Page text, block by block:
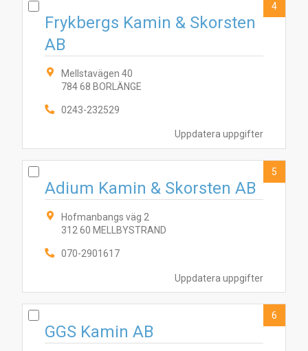
Uppdatera uppgifter
Frykbergs Kamin & Skorsten
AB
Mellstavägen 40
784 68 BORLÄNGE
0243-232529
4
Uppdatera uppgifter
Adium Kamin & Skorsten AB
Hofmanbangs väg 2
312 60 MELLBYSTRAND
070-2901617
5
GGS Kamin AB
6